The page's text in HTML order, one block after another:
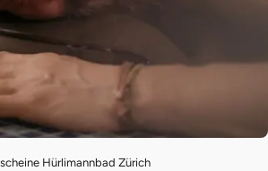
Hürlimannbad Zürich